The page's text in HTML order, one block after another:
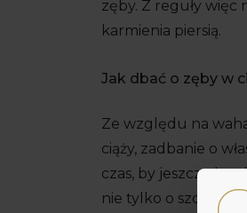
zęby. Z reguły
karmienia piersią.
Jak dbać o zęby w
Ze względu na
ciąży, zadbanie o
czas, by jeszcze
nie tylko o